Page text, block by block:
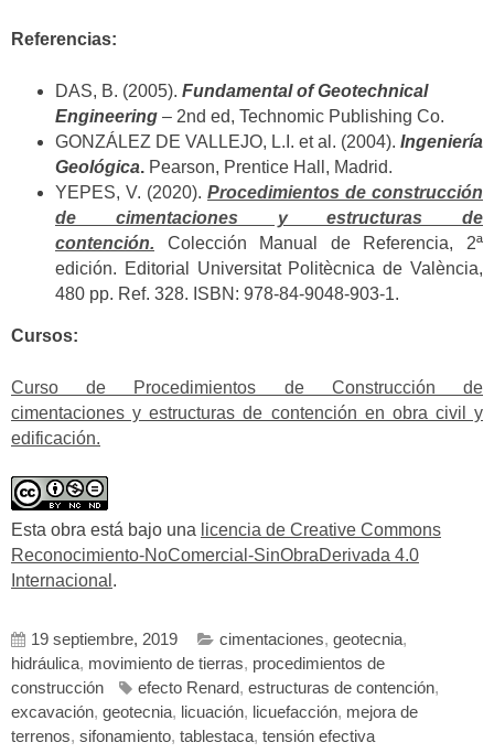
Referencias:
DAS, B. (2005). Fundamental of Geotechnical
Engineering – 2nd ed, Technomic Publishing Co.
GONZÁLEZ DE VALLEJO, L.I. et al. (2004). Ingeniería
Geológica. Pearson, Prentice Hall, Madrid.
YEPES, V. (2020). Procedimientos de construcción
de cimentaciones y estructuras de
contención. Colección Manual de Referencia, 2ª
edición. Editorial Universitat Politècnica de València,
480 pp. Ref. 328. ISBN: 978-84-9048-903-1.
Cursos:
Curso de Procedimientos de Construcción de
cimentaciones y estructuras de contención en obra civil y
edificación.
Esta obra está bajo una licencia de Creative Commons
Reconocimiento-NoComercial-SinObraDerivada 4.0
Internacional .
19 septiembre, 2019 cimentaciones, geotecnia,
hidráulica, movimiento de tierras, procedimientos de
construcción
efecto Renard, estructuras de contención,
excavación, geotecnia, licuación, licuefacción, mejora de
terrenos, sifonamiento, tablestaca, tensión efectiva